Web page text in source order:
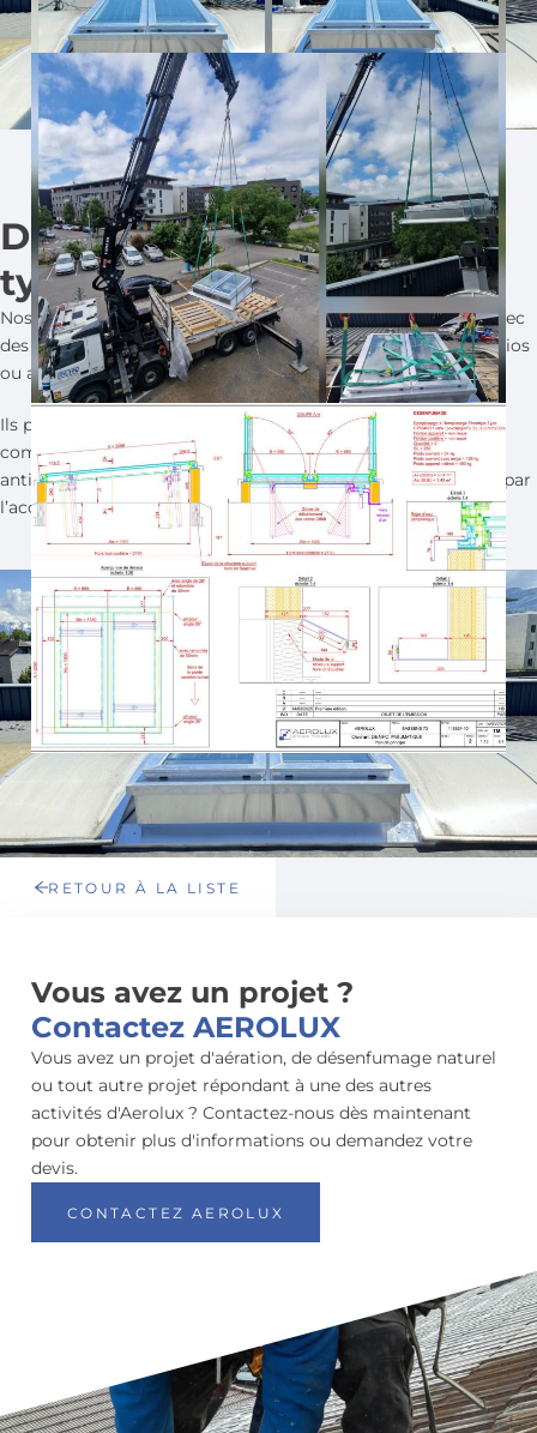
Des possibilités pour tous
types d’espaces sensibles
Nos lanterneaux acoustiquespeuvent aussi être réalisés avec
des capots opaques, idéals pour les salles de projection, studios
ou autres espaces nécessitant l’occultation de la lumière.
Ils peuvent être associés à desisolants complémentaires,
comme ici avec des joues « placo » doublées d’un matériau
anti-réverbération pour atteindre les performances validées par
l’acousticien du projet.
RETOUR À LA LISTE
Vous avez un projet ?
Contactez AEROLUX
Vous avez un projet d'aération, de désenfumage naturel
ou tout autre projet répondant à une des autres
activités d'Aerolux ? Contactez-nous dès maintenant
pour obtenir plus d'informations ou demandez votre
devis.
CONTACTEZ AEROLUX